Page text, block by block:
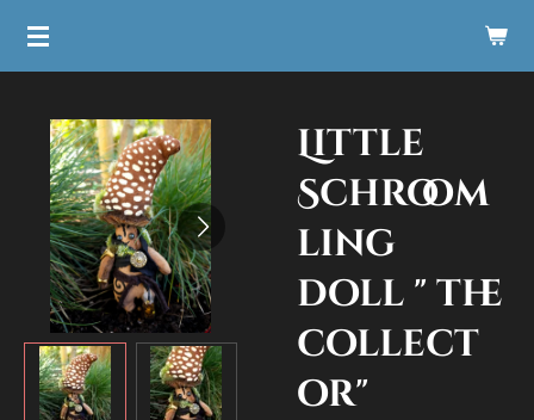
Ga
hoofdinhoud
Little
Schroom
ling
doll " the
collect
or"